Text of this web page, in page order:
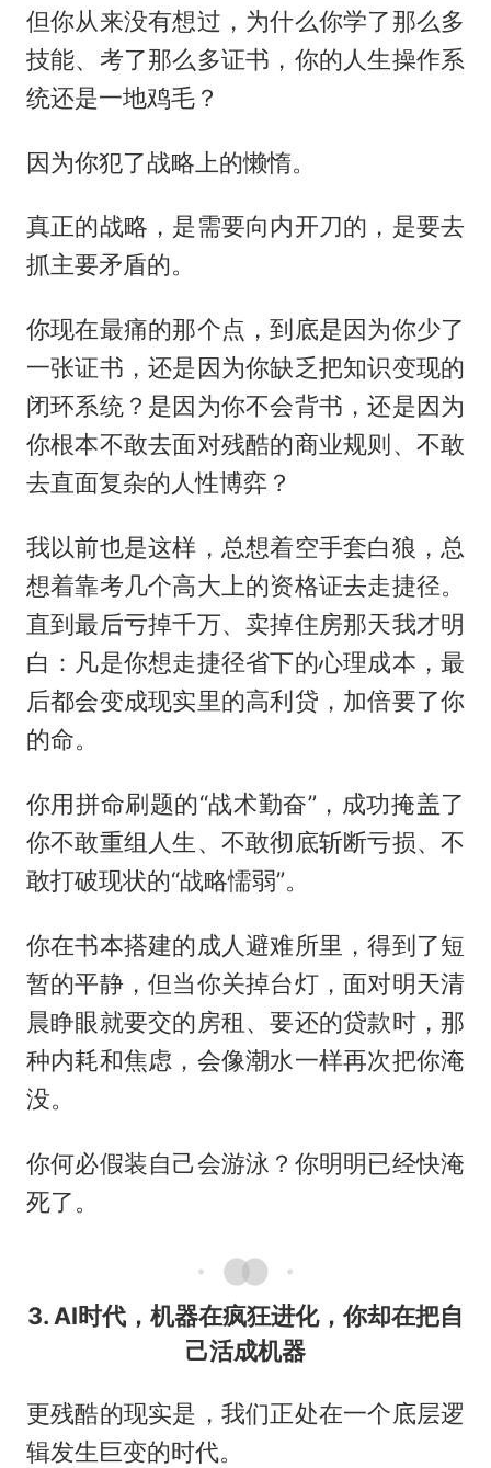
但你从来没有想过，为什么你学了那么多
技能、考了那么多证书，你的人生操作系
统还是一地鸡毛？
因为你犯了战略上的懒惰。
真正的战略，是需要向内开刀的，是要去
抓主要矛盾的。
你现在最痛的那个点，到底是因为你少了
一张证书，还是因为你缺乏把知识变现的
闭环系统？是因为你不会背书，还是因为
你根本不敢去面对残酷的商业规则、不敢
去直面复杂的人性博弈？
我以前也是这样，总想着空手套白狼，总
想着靠考几个高大上的资格证去走捷径。
直到最后亏掉千万、卖掉住房那天我才明
白：凡是你想走捷径省下的心理成本，最
后都会变成现实里的高利贷，加倍要了你
的命。
你用拼命刷题的“战术勤奋”，成功掩盖了
你不敢重组人生、不敢彻底斩断亏损、不
敢打破现状的“战略懦弱”。
你在书本搭建的成人避难所里，得到了短
暂的平静，但当你关掉台灯，面对明天清
晨睁眼就要交的房租、要还的贷款时，那
种内耗和焦虑，会像潮水一样再次把你淹
没。
你何必假装自己会游泳？你明明已经快淹
死了。
3. AI时代，机器在疯狂进化，你却在把自
己活成机器
更残酷的现实是，我们正处在一个底层逻
辑发生巨变的时代。